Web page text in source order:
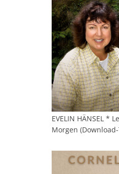
EVELIN HÄNSEL *
Morgen